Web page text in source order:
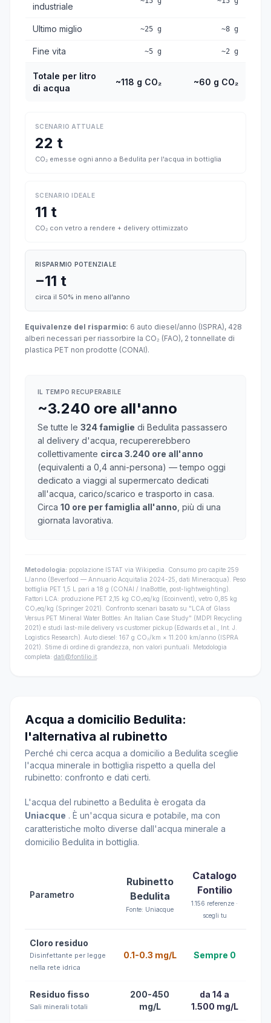
industriale
Ultimo miglio ~25 g ~8 g
Fine vita ~5 g ~2 g
Totale per litro
di acqua
~118 g CO₂ ~60 g CO₂
SCENARIO ATTUALE
22 t
CO₂ emesse ogni anno a Bedulita per l'acqua in bottiglia
SCENARIO IDEALE
11 t
CO₂ con vetro a rendere + delivery ottimizzato
RISPARMIO POTENZIALE
−11 t
circa il 50% in meno all'anno
Equivalenze del risparmio: 6 auto diesel/anno (ISPRA), 428
alberi necessari per riassorbire la CO₂ (FAO), 2 tonnellate di
plastica PET non prodotte (CONAI).
IL TEMPO RECUPERABILE
~3.240 ore all'anno
Se tutte le 324 famiglie di Bedulita passassero
al delivery d'acqua, recupererebbero
collettivamente circa 3.240 ore all'anno
(equivalenti a 0,4 anni-persona) — tempo oggi
dedicato a viaggi al supermercato dedicati
all'acqua, carico/scarico e trasporto in casa.
Circa 10 ore per famiglia all'anno , più di una
giornata lavorativa.
Metodologia: popolazione ISTAT via Wikipedia. Consumo pro capite 259
L/anno (Beverfood — Annuario Acquitalia 2024-25, dati Mineracqua). Peso
bottiglia PET 1,5 L pari a 18 g (CONAI / InaBottle, post-lightweighting).
Fattori LCA: produzione PET 2,15 kg CO₂eq/kg (Ecoinvent), vetro 0,85 kg
CO₂eq/kg (Springer 2021). Confronto scenari basato su "LCA of Glass
Versus PET Mineral Water Bottles: An Italian Case Study" (MDPI Recycling
2021) e studi last-mile delivery vs customer pickup (Edwards et al., Int. J.
Logistics Research). Auto diesel: 167 g CO₂/km × 11.200 km/anno (ISPRA
2021). Stime di ordine di grandezza, non valori puntuali. Metodologia
completa: dati@fontilio.it
Acqua a domicilio Bedulita:
l'alternativa al rubinetto
Perché chi cerca acqua a domicilio a Bedulita sceglie
l'acqua minerale in bottiglia rispetto a quella del
rubinetto: confronto e dati certi.
L'acqua del rubinetto a Bedulita è erogata da
Uniacque . È un'acqua sicura e potabile, ma con
caratteristiche molto diverse dall'acqua minerale a
domicilio Bedulita in bottiglia.
Parametro
Rubinetto
Bedulita
Fonte: Uniacque
Catalogo
Fontilio
1.156 referenze ·
scegli tu
Cloro residuo
Disinfettante per legge
nella rete idrica
0.1-0.3 mg/L Sempre 0
Residuo fisso
Sali minerali totali
200-450
mg/L
da 14 a
1.500 mg/L